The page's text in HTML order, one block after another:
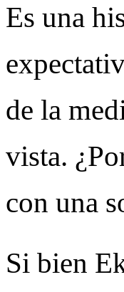
Es una
de la
vista.
con una
Si bien